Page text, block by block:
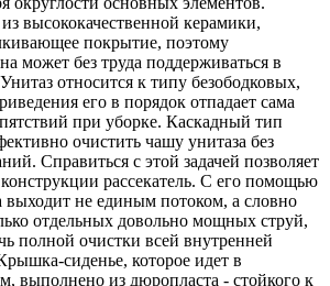
высококачественной керамики,
покрытие, поэтому
может без труда поддерживаться в
относится к типу безободковых,
его в порядок отпадает сама
при уборке. Каскадный тип
очистить чашу унитаза без
Справиться с этой задачей позволяет
рассекатель. С его помощью
выходит не единым потоком, а словно
отдельных довольно мощных струй,
полной очистки всей внутренней
сиденье, которое идет в
выполнено из дюропласта - стойкого к